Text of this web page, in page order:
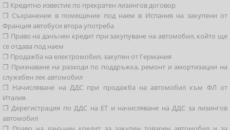
❒ Кредитно известие по прекратен лизингов договор
❒ Съхранение в помещение под наем в Испания на закупени от
Франция автобуси втора употреба
❒ Право на данъчен кредит при закупуване на автомобил, който ще
се отдава под наем
❒ Продажба на електромобил, закупен от Германия
❒ Признаване на разходи по поддръжка, ремонт и амортизации на
служебен лек автомобил
❒ Начисляване на ДДС при продажба на автомобил към ФЛ от
Италия
❒ Дерегистрация по ДДС на ЕТ и начисляване на ДДС за лизингов
автомобил